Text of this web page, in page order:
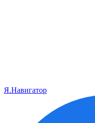
Я.Навигатор